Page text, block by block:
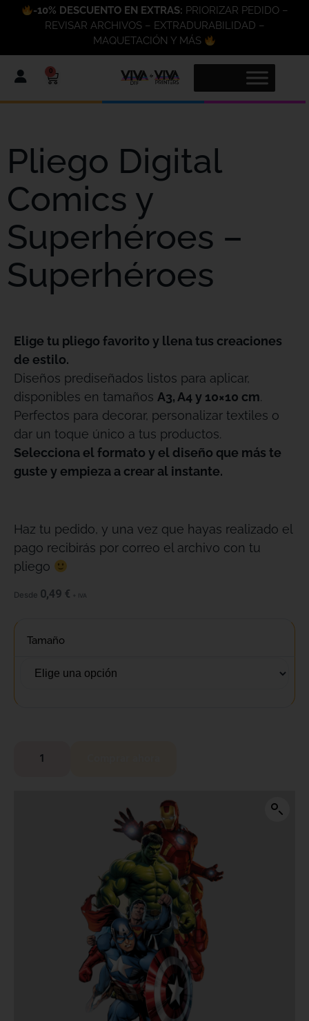
-10% DESCUENTO EN EXTRAS: PRIORIZAR PEDIDO –
REVISAR ARCHIVOS – EXTRADURABILIDAD –
MAQUETACIÓN Y MÁS
0
Pliego Digital
Comics y
Superhéroes –
Superhéroes
Elige tu pliego favorito y llena tus creaciones
de estilo.
Diseños prediseñados listos para aplicar,
disponibles en tamaños A3, A4 y 10×10 cm.
Perfectos para decorar, personalizar textiles o
dar un toque único a tus productos.
Selecciona el formato y el diseño que más te
guste y empieza a crear al instante.
Haz tu pedido, y una vez que hayas realizado el
pago recibirás por correo el archivo con tu
pliego
Desde 0,49 € + IVA
Tamaño